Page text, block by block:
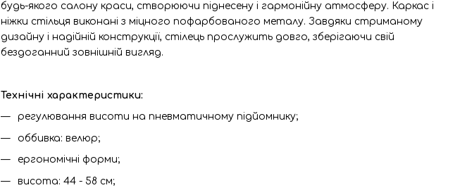
будь-якого салону краси, створюючи піднесену і гармонійну атмосферу. Каркас і
ніжки стільця виконані з міцного пофарбованого металу. Завдяки стриманому
дизайну і надійній конструкції, стілець прослужить довго, зберігаючи свій
бездоганний зовнішній вигляд.
Технічні характеристики:
регулювання висоти на пневматичному підйомнику;
оббивка: велюр;
ергономічні форми;
висота: 44 - 58 см;